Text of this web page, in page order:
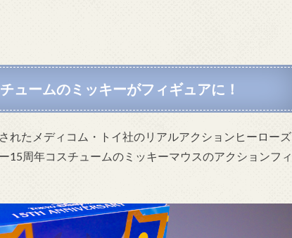
ュームのミッキーがフィギュアに！
れたメディコム・トイ社のリアルアクションヒーローズ
15周年コスチュームのミッキーマウスのアクションフィ